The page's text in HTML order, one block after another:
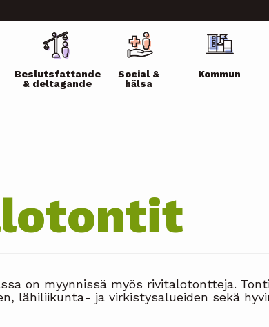
Beslutsfattande
& deltagande
Social &
hälsa
Kommun
on myynnissä myös rivitalotontteja.
lähiliikunta- ja virkistysalueiden sekä